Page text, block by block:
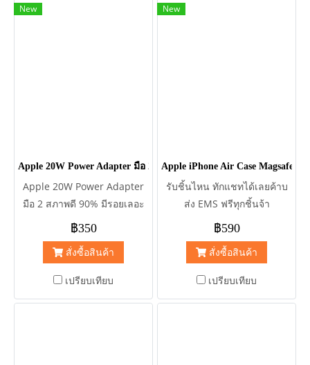
New
Apple 20W Power Adapter มือ 2
Apple 20W Power Adapter
มือ 2 สภาพดี 90% มีรอยเลอะ
ตามการใช้งาน ยกกล่อง
฿350
สั่งซื้อสินค้า
เปรียบเทียบ
New
Apple iPhone Air Case Magsafe
รับชิ้นไหน ทักแชทได้เลยค้าบ
ส่ง EMS ฟรีทุกชิ้นจ้า
Samsung Galaxy Watch
Ultra Marine Band มือ 1 ยัง
ไม่แกะใช้งาน = 499฿ iPhone
17 Air Casing สี Almost
มาก ครบยกกล่อง = 499฿
฿590
สั่งซื้อสินค้า
เปรียบเทียบ